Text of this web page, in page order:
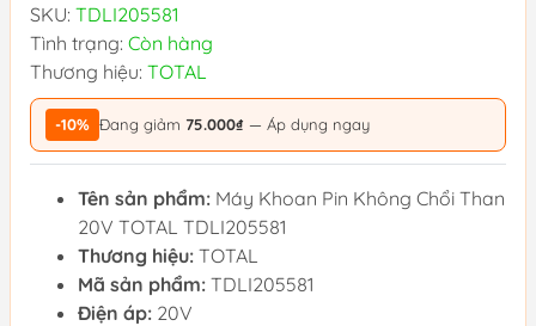
SKU: TDLI205581
Tình trạng: Còn hàng
Thương hiệu: TOTAL
-10% Đang giảm 75.000₫ — Áp dụng ngay
Tên sản phẩm: Máy Khoan Pin Không Chổi Than
20V TOTAL TDLI205581
Thương hiệu: TOTAL
Mã sản phẩm: TDLI205581
Điện áp: 20V